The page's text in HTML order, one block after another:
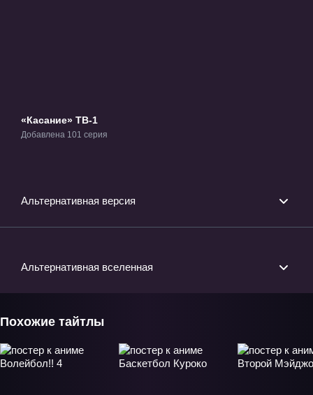
«Касание» ТВ-1
Добавлена 101 серия
Альтернативная версия
Альтернативная вселенная
Похожие тайтлы